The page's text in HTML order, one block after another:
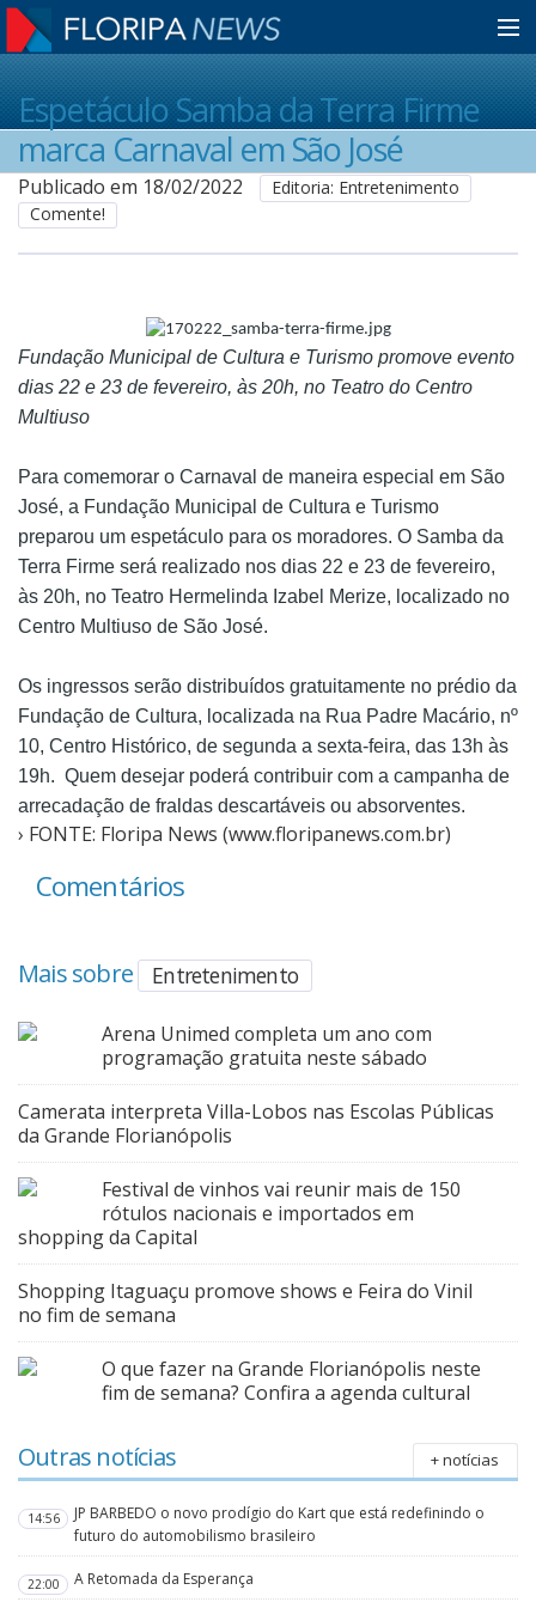
Home
Notícias
Colunistas
Guia de Serviços
Anuncie
Cinema
Anuncie
Fale Conosco
Espetáculo Samba da Terra Firme
marca Carnaval em São José
Publicado em 18/02/2022
Editoria: Entretenimento
Comente!
Fundação Municipal de Cultura e Turismo promove evento
dias 22 e 23 de fevereiro, às 20h, no Teatro do Centro
Multiuso
Para comemorar o Carnaval de maneira especial em São
José, a Fundação Municipal de Cultura e Turismo
preparou um espetáculo para os moradores. O Samba da
Terra Firme será realizado nos dias 22 e 23 de fevereiro,
às 20h, no Teatro Hermelinda Izabel Merize, localizado no
Centro Multiuso de São José.
Os ingressos serão distribuídos gratuitamente no prédio da
Fundação de Cultura, localizada na Rua Padre Macário, nº
10, Centro Histórico, de segunda a sexta-feira, das 13h às
19h. Quem desejar poderá contribuir com a campanha de
arrecadação de fraldas descartáveis ou absorventes.
› FONTE: Floripa News (www.floripanews.com.br)
Comentários
Mais sobre Entretenimento
Arena Unimed completa um ano com
programação gratuita neste sábado
Camerata interpreta Villa-Lobos nas Escolas Públicas
da Grande Florianópolis
Festival de vinhos vai reunir mais de 150
rótulos nacionais e importados em
shopping da Capital
Shopping Itaguaçu promove shows e Feira do Vinil
no fim de semana
O que fazer na Grande Florianópolis neste
fim de semana? Confira a agenda cultural
Outras notícias + notícias
14:56
JP BARBEDO o novo prodígio do Kart que está redefinindo o
futuro do automobilismo brasileiro
22:00 A Retomada da Esperança